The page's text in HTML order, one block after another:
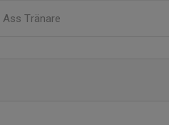
Ass Tränare